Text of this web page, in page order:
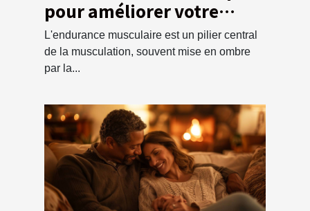
pour améliorer votre
endurance en
musculation
L'endurance musculaire est un pilier central
de la musculation, souvent mise en ombre
par la...